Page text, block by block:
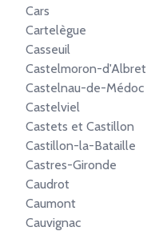
Cars
Cartelègue
Casseuil
Castelmoron-d'Albret
Castelnau-de-Médoc
Castelviel
Castets et Castillon
Castillon-la-Bataille
Castres-Gironde
Caudrot
Caumont
Cauvignac